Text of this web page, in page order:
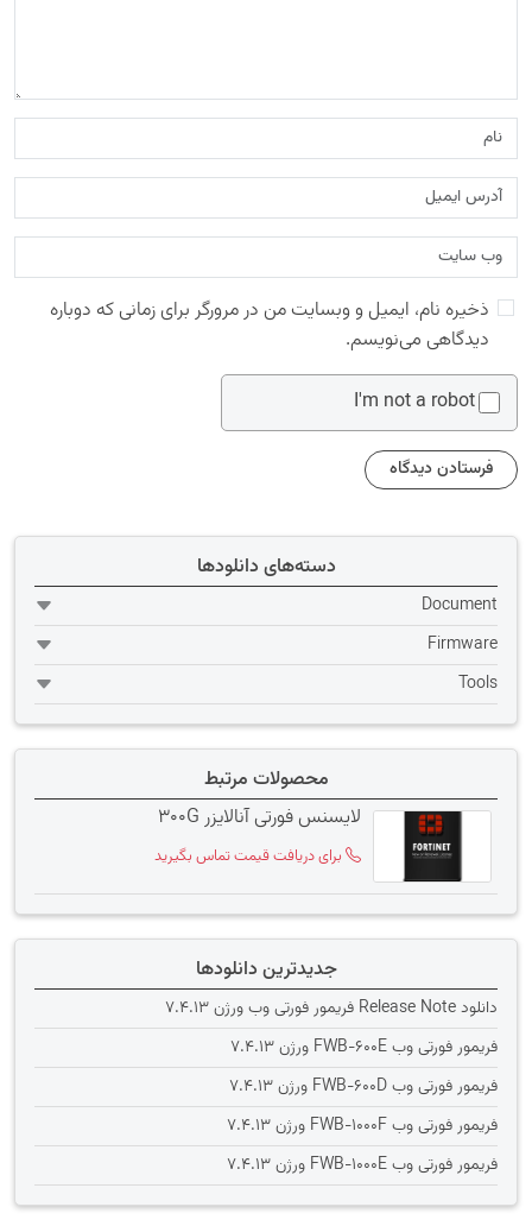
ذخیره نام، ایمیل و وبسایت من در مرورگر برای زمانی که دوباره
دیدگاهی می‌نویسم.
I'm not a robot
دسته‌های دانلودها
Document
Firmware
Tools
محصولات مرتبط
لایسنس فورتی آنالایزر 300G
برای دریافت قیمت تماس بگیرید
جدیدترین دانلودها
دانلود Release Note فریمور فورتی وب ورژن 7.4.13
فریمور فورتی وب FWB-600E ورژن 7.4.13
فریمور فورتی وب FWB-600D ورژن 7.4.13
فریمور فورتی وب FWB-1000F ورژن 7.4.13
فریمور فورتی وب FWB-1000E ورژن 7.4.13